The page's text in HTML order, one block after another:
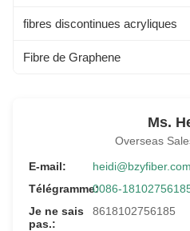
fibres discontinues acryliques
Fibre de Graphene
Ms.
Overseas
E-mail:
heidi@bzyfiber.com
Télégramme:0086-
Je ne sais
pas.:
8618102756185